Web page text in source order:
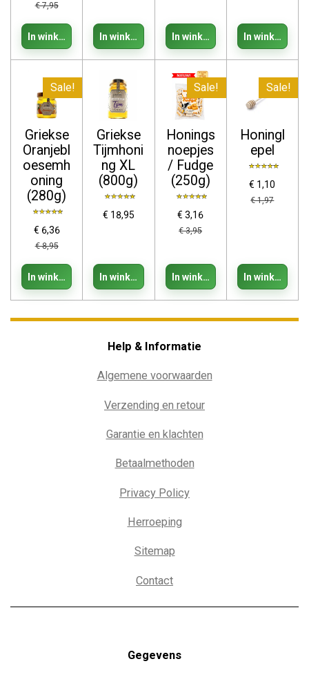
€ 7,95
In winkelwagen In winkelwagen In winkelwagen In
Sale!
Griekse
Oranjebl
oesemh
oning
(280g)
€ 6,36
€ 8,95
In winkelwagen
Griekse
Tijmhoni
ng XL
(800g)
€ 18,95
In winkelwagen
Sale!
Honings
noepjes
/ Fudge
(250g)
€ 3,16
€ 3,95
In winkelwagen
Sale!
Honingl
epel
€ 1,10
€ 1,97
In
Help & Informatie
Algemene voorwaarden
Verzending en retour
Garantie en klachten
Betaalmethoden
Privacy Policy
Herroeping
Sitemap
Contact
Gegevens